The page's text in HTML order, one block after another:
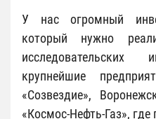
У нас огромный
который нужно
исследовательских
крупнейшие
«Созвездие»,
«Космос-Нефть-Газ»,